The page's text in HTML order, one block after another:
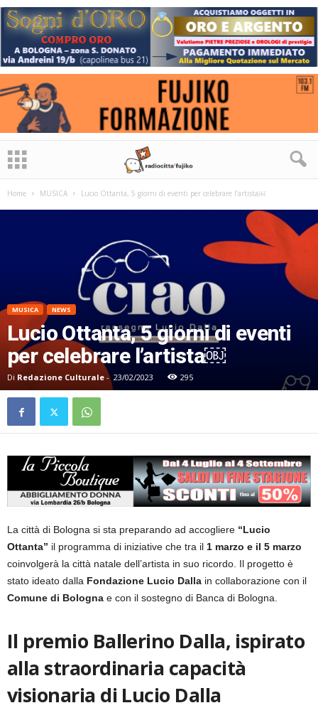
Home MUSICA Lucio Ottanta, 5 giorni di eventi per celebrare l’artista￼
MUSICA NEWS
Lucio Ottanta, 5 giorni di eventi
per celebrare l’artista￼
Di Redazione Culturale - 23/02/2023 295
La città di Bologna si sta preparando ad accogliere “Lucio
Ottanta” il programma di iniziative che tra il 1 marzo e il 5 marzo
coinvolgerà la città natale dell’artista in suo ricordo. Il progetto è
stato ideato dalla Fondazione Lucio Dalla in collaborazione con il
Comune di Bologna e con il sostegno di Banca di Bologna.
Il premio Ballerino Dalla, ispirato
alla straordinaria capacità
visionaria di Lucio Dalla